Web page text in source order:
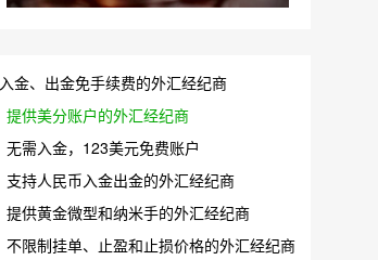
入金、出金免手续费的外汇经纪商
提供美分账户的外汇经纪商
无需入金，123美元免费账户
支持人民币入金出金的外汇经纪商
提供黄金微型和纳米手的外汇经纪商
不限制挂单、止盈和止损价格的外汇经纪商